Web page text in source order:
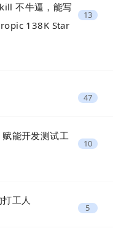
不牛逼，能写
138K Star
13
47
能开发测试工
10
工人
5